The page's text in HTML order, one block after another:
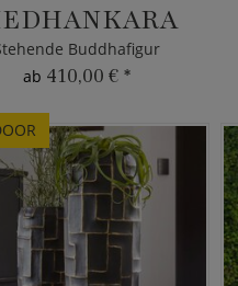
Buddhafigur
ab 410,00 € *